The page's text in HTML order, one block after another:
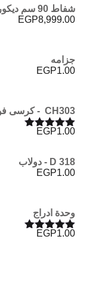
شفاط 90 سم ديكوريتف ايكوماتك
EGP8,999.00
جزامه
EGP1.00
CH303 - كرسى فوتيه
تم التقييم
EGP1.00
D 318 - دولاب
EGP1.00
وحدة ادراج
تم التقييم
EGP1.00